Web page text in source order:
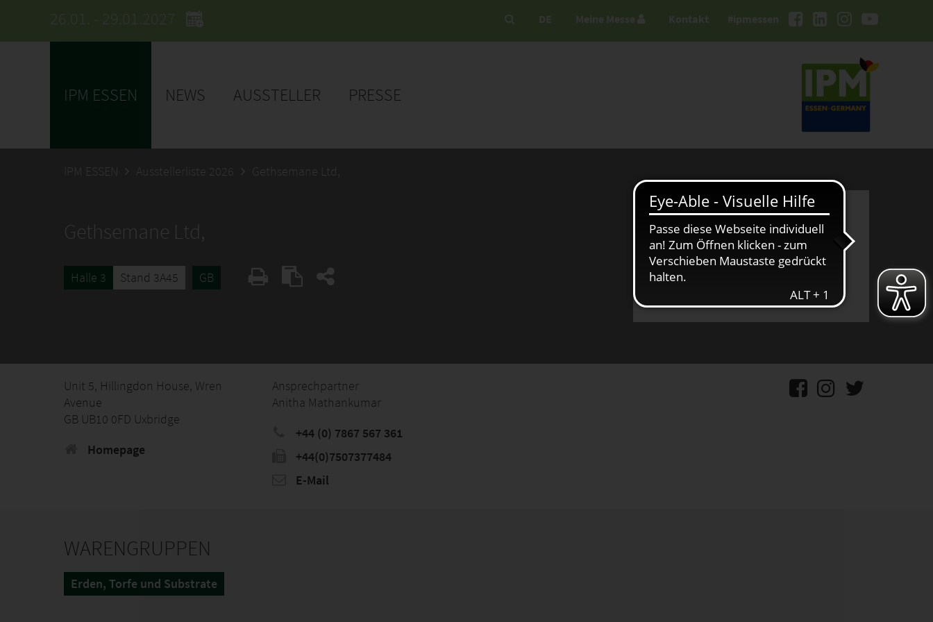
26.01. - 29.01.2027 #ipmessen
DE Meine Messe Kontakt
IPM ESSEN NEWS AUSSTELLER PRESSE
IPM ESSEN Ausstellerliste 2026 Gethsemane Ltd,
Gethsemane Ltd,
Halle 3 Stand 3A45 GB
Unit 5, Hillingdon House, Wren
Avenue
GB UB10 0FD Uxbridge
Homepage
Ansprechpartner
Anitha Mathankumar
+44 (0) 7867 567 361
+44(0)7507377484
E-Mail
WARENGRUPPEN
Erden, Torfe und Substrate